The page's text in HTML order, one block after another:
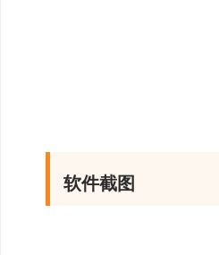
●电脑
软件特
数据恢
软件截图